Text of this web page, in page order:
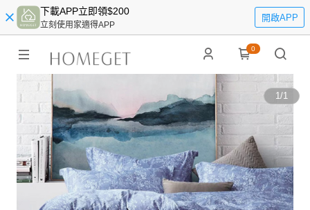
下載APP立即領$200
立刻使用家適得APP
開啟APP
0
1/1